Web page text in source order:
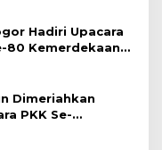
Hadiri Upacara
80 Kemerdekaan
Beriman
Dimeriahkan
PKK Se-